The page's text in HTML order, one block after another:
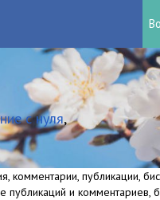
с нуля,
комментарии, публикации,
публикаций и комментариев,